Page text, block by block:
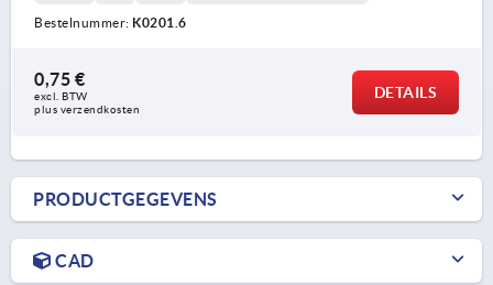
Bestelnummer: K0201.6
0,75 €
excl. BTW
plus verzendkosten
DETAILS
PRODUCTGEGEVENS
CAD